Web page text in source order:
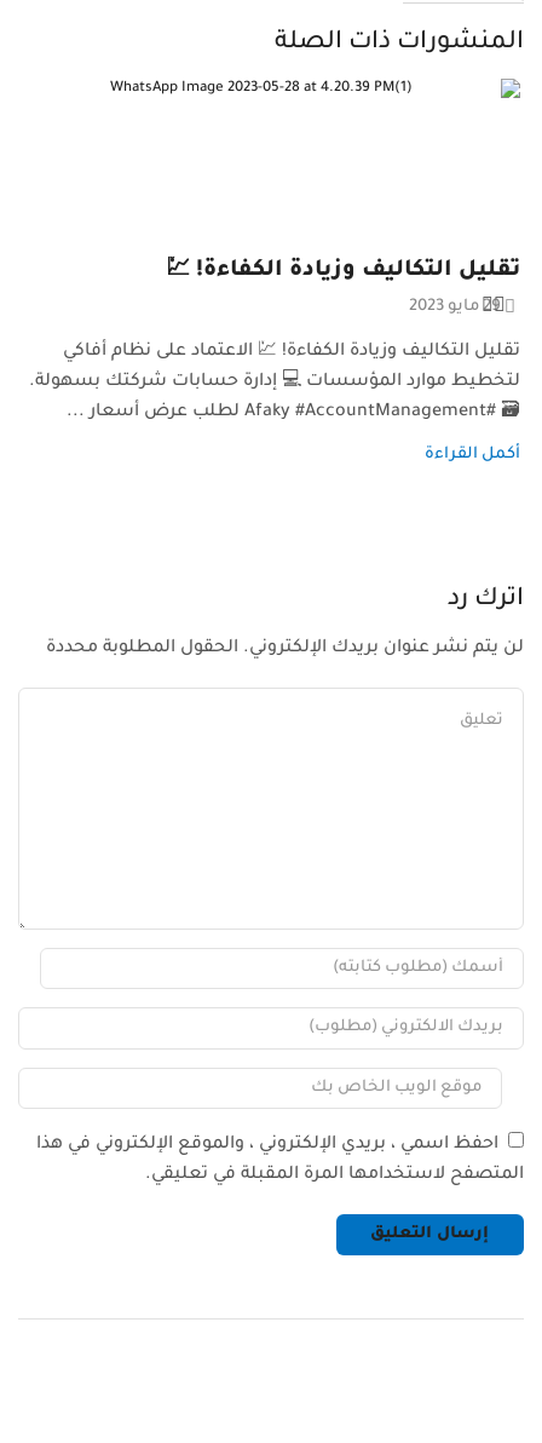
المنشورات ذات الصلة
تقليل التكاليف وزيادة الكفاءة! 💹
29 مايو 2023
تقليل التكاليف وزيادة الكفاءة! 💹 الاعتماد على نظام أفاكي
لتخطيط موارد المؤسسات 💻 إدارة حسابات شركتك بسهولة.
🗃️ #Afaky #AccountManagement لطلب عرض أسعار ...
أكمل القراءة
اترك رد
لن يتم نشر عنوان بريدك الإلكتروني. الحقول المطلوبة محددة
احفظ اسمي ، بريدي الإلكتروني ، والموقع الإلكتروني في هذا
المتصفح لاستخدامها المرة المقبلة في تعليقي.